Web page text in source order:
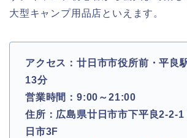
大型キャンプ用品店といえます。
アクセス：廿日市市役所前・平良
13分
営業時間：9:00～21:00
住所：広島県廿日市市下平良2-2-1
日市3F